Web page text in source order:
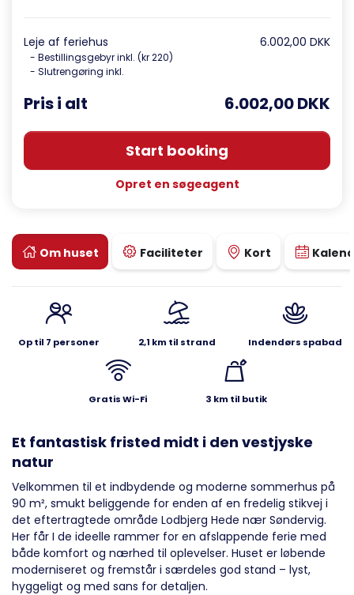
Om huset Faciliteter Kort
Op til 7 personer 2,1 km til strand Indendørs spabad
Gratis Wi-Fi 3 km til butik
Et fantastisk fristed midt i den vestjyske
natur
Velkommen til et indbydende og moderne sommerhus på
90 m², smukt beliggende for enden af en fredelig stikvej i
det eftertragtede område Lodbjerg Hede nær Søndervig.
Her får I de ideelle rammer for en afslappende ferie med
både komfort og nærhed til oplevelser. Huset er løbende
moderniseret og fremstår i særdeles god stand – lyst,
hyggeligt og med sans for detaljen.
Leje af feriehus
- Bestillingsgebyr inkl. (kr 220)
- Slutrengøring inkl.
6.002,00 DKK
Pris i alt 6.002,00 DKK
Start booking
Opret en søgeagent